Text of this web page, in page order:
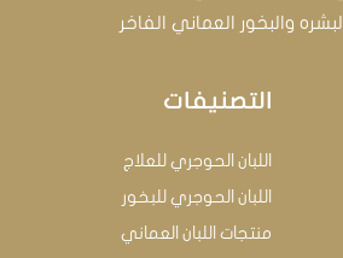
والبخور العماني الفاخر
التصنيفات
اللبان الحوجري للعلاج
اللبان الحوجري للبخور
منتجات اللبان العماني